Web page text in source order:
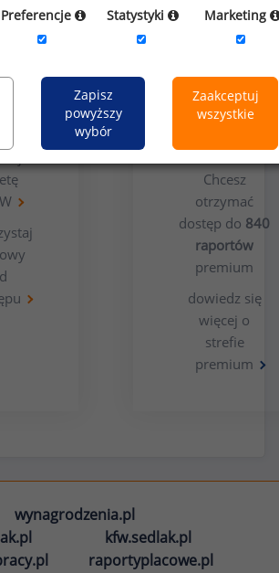
Dla
użytkowników
premium
Chcesz
otrzymać
dostęp do 840
raportów
premium
dowiedz się
więcej o
strefie
premium
wynagrodzenia.pl
kfw.sedlak.pl
raportyplacowe.pl
Preferencje Statystyki Marketing
Zapisz
powyższy
wybór
Zaakceptuj
wszystkie